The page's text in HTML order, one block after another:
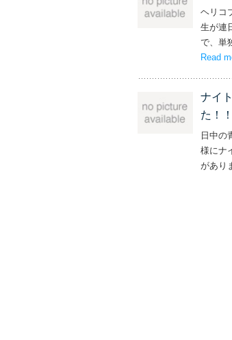
ヘリコ
生が連
で、単
Read
ナイ
た！！
日中の
様にナ
があり